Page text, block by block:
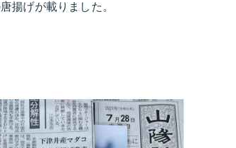
揚げが載りました。